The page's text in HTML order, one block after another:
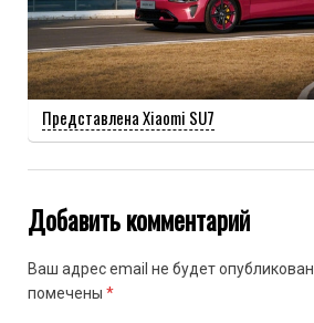
Представлена Xiaomi SU7
Добавить комментарий
Ваш адрес email не будет опубликован.
помечены *